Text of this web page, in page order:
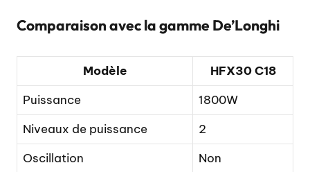
Comparaison avec la gamme De’Longhi
Modèle
HFX30 C18
Puissance
1800W
Niveaux de puissance
2
Oscillation
Non